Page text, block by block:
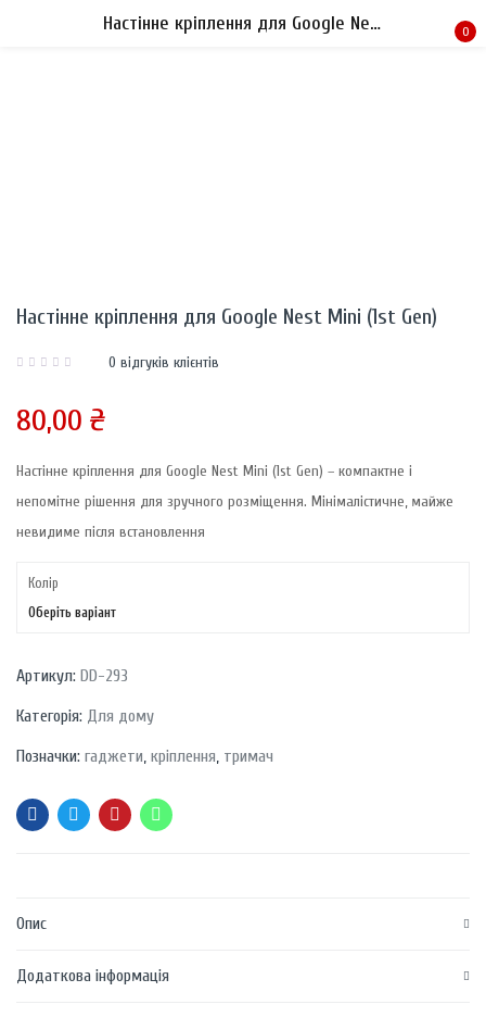
Настінне кріплення для Google Nest Mini (1st Gen) 0
Настінне кріплення для Google Nest Mini (1st Gen)
0 відгуків клієнтів
80,00 ₴
Настінне кріплення для Google Nest Mini (1st Gen) – компактне і
непомітне рішення для зручного розміщення. Мінімалістичне, майже
невидиме після встановлення
Колір
Оберіть варіант
Артикул: DD-293
Категорія: Для дому
Позначки: гаджети, кріплення, тримач
Опис
Додаткова інформація
LOG IN